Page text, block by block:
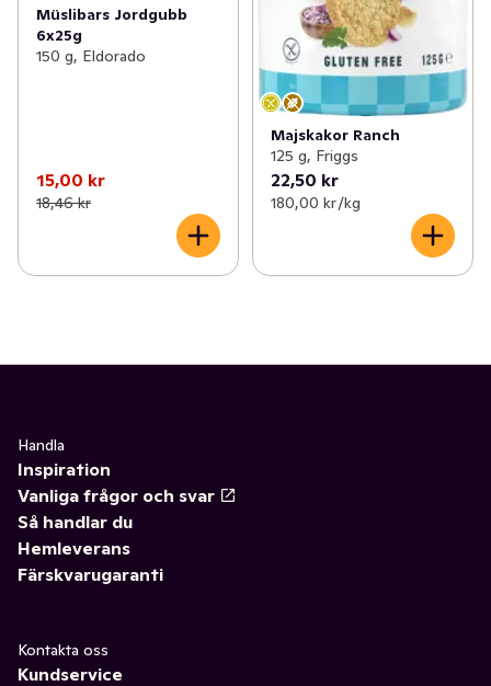
Müslibars Jordgubb
6x25g
150 g, Eldorado
15,00 kr
18,46 kr
Majskakor Ranch
125 g, Friggs
22,50 kr
180,00 kr /kg
Handla
Inspiration
Vanliga frågor och svar
Så handlar du
Hemleverans
Färskvarugaranti
Kontakta oss
Kundservice